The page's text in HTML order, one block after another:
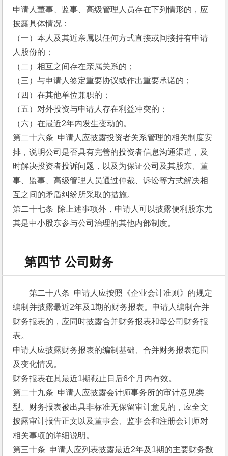
申请人董事、监事、高级管理人员存在下列情形的，应
披露具体情况：
（一）本人及其近亲属以任何方式直接或间接持有申请
人股份的；
（二）相互之间存在亲属关系的；
（三）与申请人签定重要协议或作出重要承诺的；
（四）在其他单位兼职的；
（五）对外投资与申请人存在利益冲突的；
（六）在最近2年内发生变动的。
第二十六条  申请人应披露投资者关系管理的相关制度安
排，说明公司是否具有完善的投资者信息沟通渠道，及
时解决投资者投诉问题，以及为保证公司及其股东、董
事、监事、高级管理人员通过仲裁、诉讼等方式解决相
互之间的矛盾纠纷所采取的措施。
第二十七条  除上述事项外，申请人可以披露便利股东尤
其是中小股东参与公司治理的其他内部制度。
第四节 公司财务
第二十八条  申请人应按照《企业会计准则》的规定
编制并披露最近2年及1期的财务报表。申请人编制合并
财务报表的，应同时披露合并财务报表和母公司财务报
表。
申请人应披露财务报表的编制基础、合并财务报表范围
及变化情况。
财务报表在其最近1期截止日后6个月内有效。
第二十九条  申请人应披露会计师事务所的审计意见类
型。财务报表被出具非标准无保留审计意见的，应全文
披露审计报告正文以及董事会、监事会和注册会计师对
相关事项的详细说明。
第三十条  申请人应列表披露最近2年及1期的主要财务数